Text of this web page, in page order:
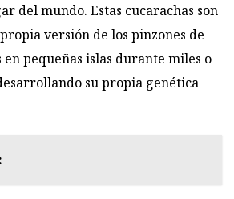
del mundo. Estas cucarachas son
versión de los pinzones de
pequeñas islas durante miles o
su propia genética